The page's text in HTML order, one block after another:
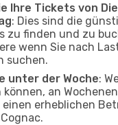
Ihre Tickets von
: Dies sind die
zu finden und zu
wenn Sie nach
suchen.
unter der Woche:
können, an
einen erheblichen